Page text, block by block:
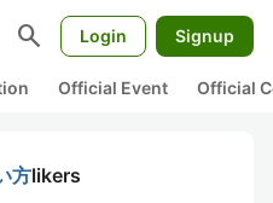
search Login Signup
Official Event Official
方likers